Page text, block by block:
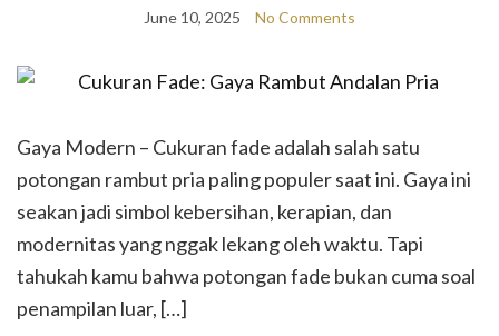
June 10, 2025 No Comments
Gaya Modern – Cukuran fade adalah salah satu
potongan rambut pria paling populer saat ini. Gaya ini
seakan jadi simbol kebersihan, kerapian, dan
modernitas yang nggak lekang oleh waktu. Tapi
tahukah kamu bahwa potongan fade bukan cuma soal
penampilan luar, […]